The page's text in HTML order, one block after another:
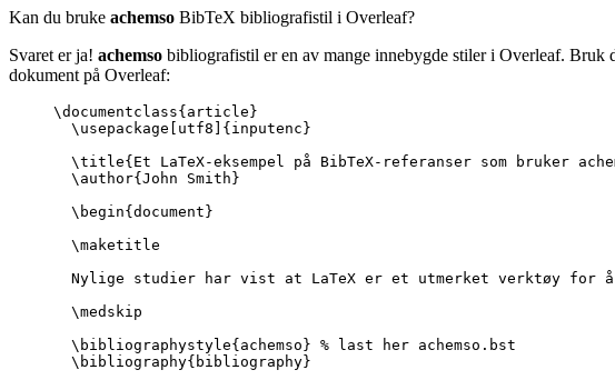
Kan du bruke achemso BibTeX bibliografistil i Overleaf?
Svaret er ja! achemso bibliografistil er en av mange innebygde stiler i Overleaf. Bruk
dokument på Overleaf:
\documentclass{ article }
\usepackage
utf8 ]{ inputenc }
\title{Et LaTeX-eksempel på BibTeX-referanser som bruker
\author{John Smith}
\begin{ document }
\maketitle
Nylige studier har vist at LaTeX er et utmerket verktøy for å
\medskip
\bibliographystyle{achemso} % last her achemso.bst
\bibliography{bibliography}